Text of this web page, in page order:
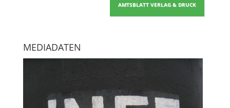
AMTSBLATT VERLAG & DRUCK
MEDIADATEN